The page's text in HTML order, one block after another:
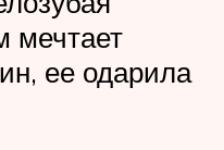
мечтает
ее одарила